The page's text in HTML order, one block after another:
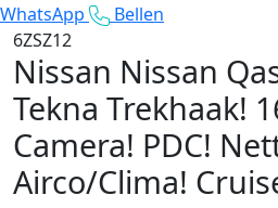
WhatsApp
Bellen
6ZSZ12
Nissan Nissan
Tekna Trekhaak!
Camera! PDC!
Airco/Clima!